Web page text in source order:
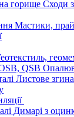
горище Сходи з
Мастики,
QSB
Листове
Димарі з